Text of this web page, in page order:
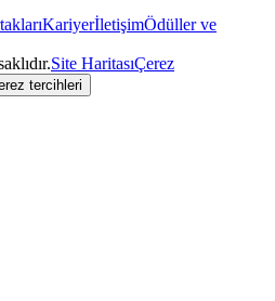
KariyerİletişimÖdüller ve
Site HaritasıÇerez
tercihleri